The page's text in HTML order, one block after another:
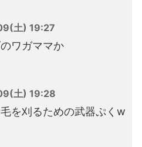
土) 19:27
ワガママか
土) 19:28
を刈るための武器ぷくw